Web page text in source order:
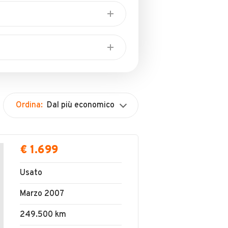
Ordina: Dal più economico
€ 1.699
Usato
Marzo 2007
249.500 km